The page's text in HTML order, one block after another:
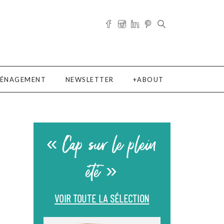
NEWSLETTER ABOUT
« Cap sur le plein
été »
VOIR TOUTE LA SÉLECTION